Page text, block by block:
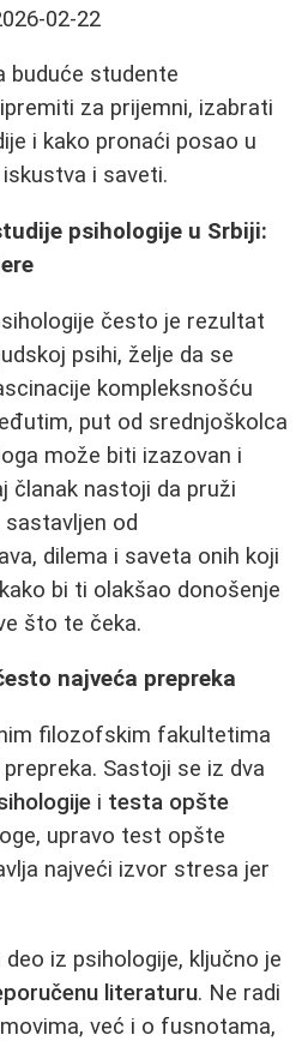
02-22
buduće studente
za prijemni, izabrati
i kako pronaći posao u
i saveti.
psihologije u Srbiji:
često je rezultat
psihi, želje da se
kompleksnošću
put od srednjoškolca
može biti izazovan i
članak nastoji da pruži
sastavljen od
dilema i saveta onih koji
bi ti olakšao donošenje
što te čeka.
najveća prepreka
filozofskim fakultetima
Sastoji se iz dva
i testa opšte
upravo test opšte
najveći izvor stresa jer
iz psihologije, ključno je
literaturu. Ne radi
već i o fusnotama,